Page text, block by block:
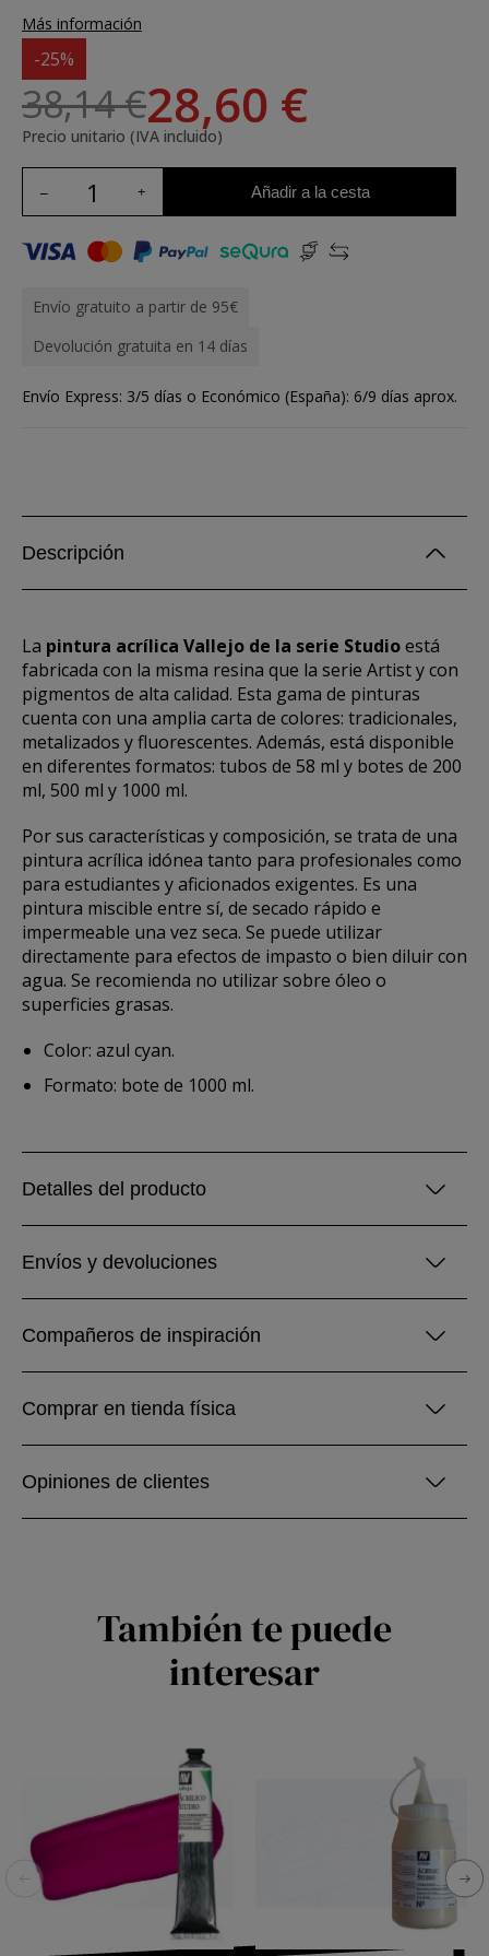
Más información
-25%
38,14 €28,60 €
Precio unitario (IVA incluido)
Añadir a la cesta
Envío gratuito a partir de 95€
Devolución gratuita en 14 días
Envío Express: 3/5 días o Económico (España): 6/9 días aprox.
Descripción
La pintura acrílica Vallejo de la serie Studioestá
fabricada con la misma resina que la serie Artist y con
pigmentos de alta calidad. Esta gama de pinturas
cuenta con una amplia carta de colores: tradicionales,
metalizados y fluorescentes. Además, está disponible
en diferentes formatos: tubos de 58 ml y botes de 200
ml, 500 ml y 1000 ml.
Por sus características y composición, se trata de una
pintura acrílica idónea tanto para profesionales como
para estudiantes y aficionados exigentes. Es una
pintura miscible entre sí, de secado rápido e
impermeable una vez seca. Se puede utilizar
directamente para efectos de impasto o bien diluir con
agua. Se recomienda no utilizar sobre óleo o
superficies grasas.
Color: azul cyan.
Formato: bote de 1000 ml.
Detalles del producto
Envíos y devoluciones
Compañeros de inspiración
Comprar en tienda física
Opiniones de clientes
También te puede
interesar